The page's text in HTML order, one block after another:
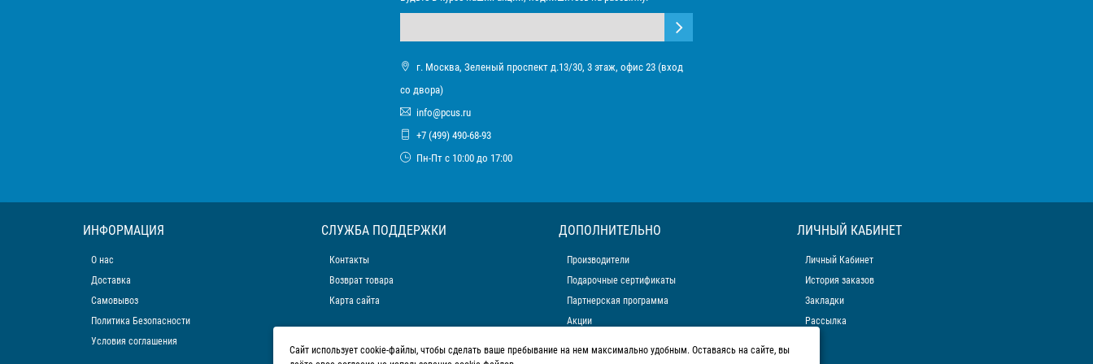
г. Москва, Зеленый проспект д.13/30, 3 этаж, офис 23 (вход
со двора)
info@pcus.ru
+7 (499) 490-68-93
Пн-Пт с 10:00 до 17:00
ИНФОРМАЦИЯ
О нас
Доставка
Самовывоз
Политика Безопасности
Условия соглашения
СЛУЖБА ПОДДЕРЖКИ
Контакты
Возврат товара
Карта сайта
ДОПОЛНИТЕЛЬНО
Производители
Подарочные сертификаты
Партнерская программа
Акции
ЛИЧНЫЙ КАБИНЕТ
Личный Кабинет
История заказов
Закладки
Рассылка
Сайт использует cookie-файлы, чтобы сделать ваше пребывание на нем максимально удобным. Оставаясь на сайте, вы